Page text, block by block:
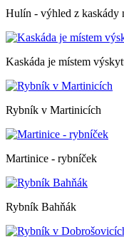
Hulín - výhled z
Kaskáda je místem
Rybník v Martinicích
Martinice - rybníček
Rybník Bahňák